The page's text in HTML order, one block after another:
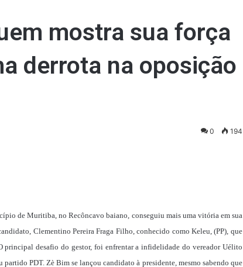
mostra sua força
derrota na oposição
0 194
de Muritiba, no Recôncavo baiano, conseguiu mais uma vitória em sua
Clementino Pereira Fraga Filho, conhecido como Keleu, (PP), que
principal desafio do gestor, foi enfrentar a infidelidade do vereador Uélito
PDT. Zè Bim se lançou candidato à presidente, mesmo sabendo que